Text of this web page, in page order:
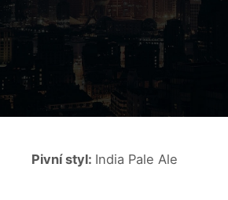
Pivní styl: India Pale Ale